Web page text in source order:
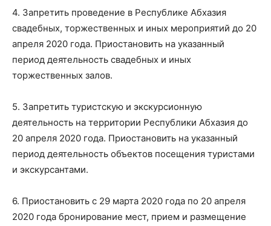
4. Запретить проведение в Республике Абхазия
свадебных, торжественных и иных мероприятий до 20
апреля 2020 года. Приостановить на указанный
период деятельность свадебных и иных
торжественных залов.
5. Запретить туристскую и экскурсионную
деятельность на территории Республики Абхазия до
20 апреля 2020 года. Приостановить на указанный
период деятельность объектов посещения туристами
и экскурсантами.
6. Приостановить с 29 марта 2020 года по 20 апреля
2020 года бронирование мест, прием и размещение